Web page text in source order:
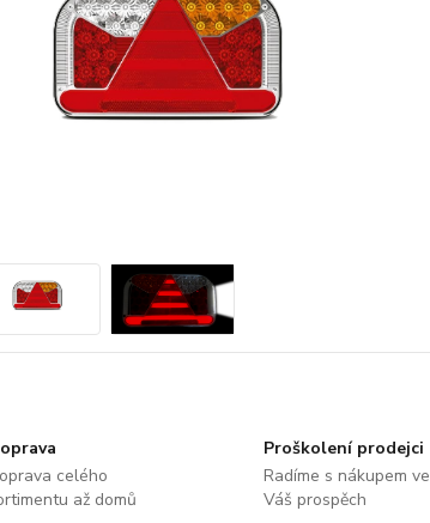
celého
až domů
Proškolení prodejci
Radíme s nákupem ve
Váš prospěch